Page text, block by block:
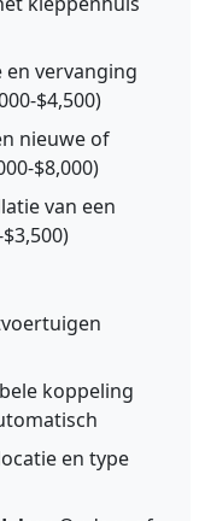
vervanging
$4,500)
nieuwe of
$8,000)
van een
koppeling
en type